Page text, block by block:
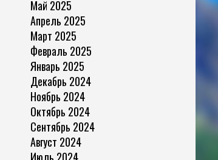
Май 2025
Апрель 2025
Март 2025
Февраль 2025
Январь 2025
Декабрь 2024
Ноябрь 2024
Октябрь 2024
Сентябрь 2024
Август 2024